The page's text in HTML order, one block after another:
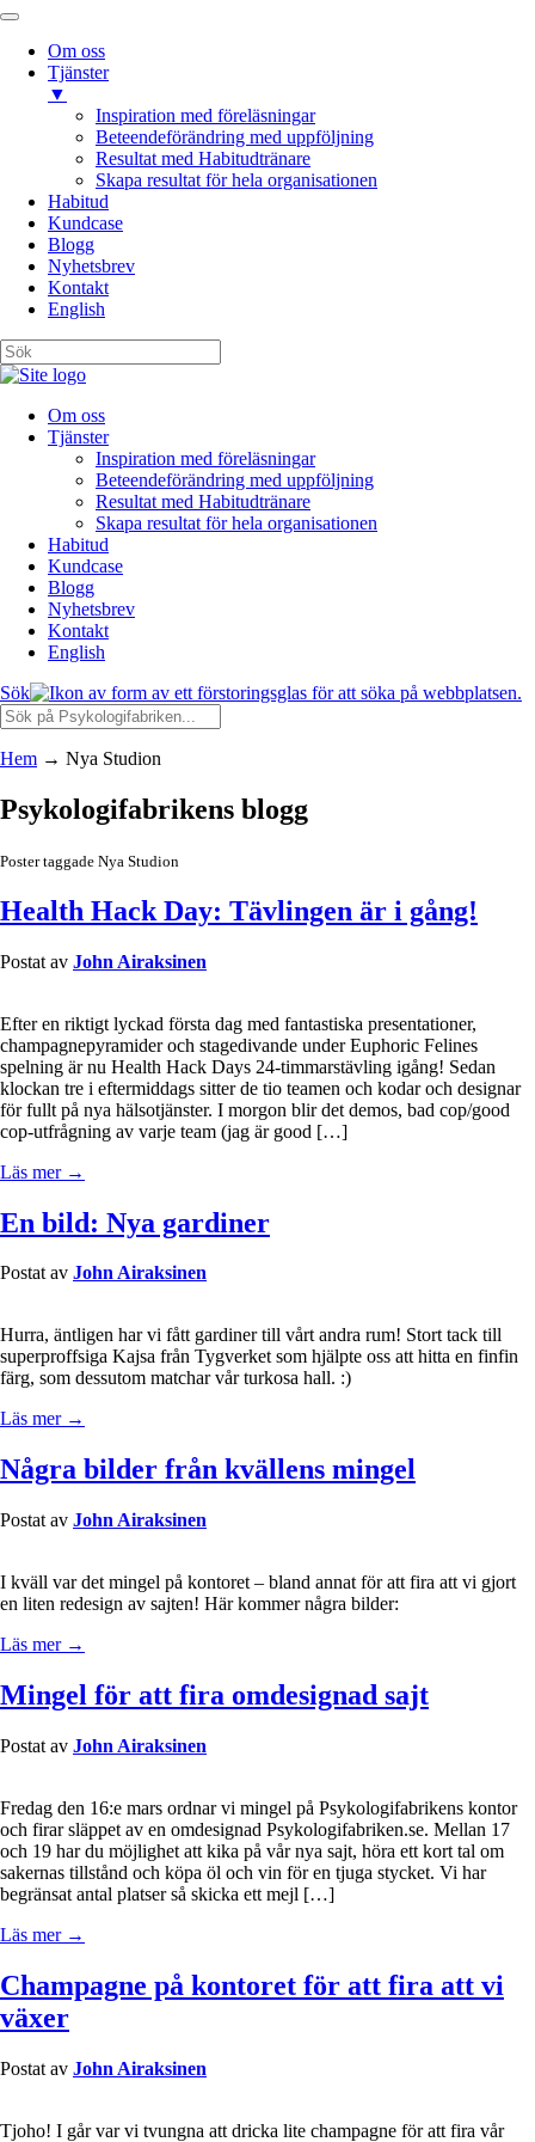
Om oss
Tjänster
▼
Inspiration med föreläsningar
Beteendeförändring med uppföljning
Resultat med Habitudtränare
Skapa resultat för hela organisationen
Habitud
Kundcase
Blogg
Nyhetsbrev
Kontakt
English
Om oss
Tjänster
Inspiration med föreläsningar
Beteendeförändring med uppföljning
Resultat med Habitudtränare
Skapa resultat för hela organisationen
Habitud
Kundcase
Blogg
Nyhetsbrev
Kontakt
English
Sök
Hem → Nya Studion
Psykologifabrikens blogg
Poster taggade Nya Studion
Health Hack Day: Tävlingen är i gång!
Postat av John Airaksinen
Efter en riktigt lyckad första dag med fantastiska presentationer,
champagnepyramider och stagedivande under Euphoric Felines
spelning är nu Health Hack Days 24-timmarstävling igång! Sedan
klockan tre i eftermiddags sitter de tio teamen och kodar och designar
för fullt på nya hälsotjänster. I morgon blir det demos, bad cop/good
cop-utfrågning av varje team (jag är good […]
Läs mer →
En bild: Nya gardiner
Postat av John Airaksinen
Hurra, äntligen har vi fått gardiner till vårt andra rum! Stort tack till
superproffsiga Kajsa från Tygverket som hjälpte oss att hitta en finfin
färg, som dessutom matchar vår turkosa hall. :)
Läs mer →
Några bilder från kvällens mingel
Postat av John Airaksinen
I kväll var det mingel på kontoret – bland annat för att fira att vi gjort
en liten redesign av sajten! Här kommer några bilder:
Läs mer →
Mingel för att fira omdesignad sajt
Postat av John Airaksinen
Fredag den 16:e mars ordnar vi mingel på Psykologifabrikens kontor
och firar släppet av en omdesignad Psykologifabriken.se. Mellan 17
och 19 har du möjlighet att kika på vår nya sajt, höra ett kort tal om
sakernas tillstånd och köpa öl och vin för en tjuga stycket. Vi har
begränsat antal platser så skicka ett mejl […]
Läs mer →
Champagne på kontoret för att fira att vi
växer
Postat av John Airaksinen
Tjoho! I går var vi tvungna att dricka lite champagne för att fira vår